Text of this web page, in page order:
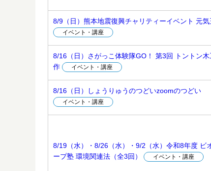
8/9（日）熊本地震復興チャリティーイベント 元気
イベント・講座
8/16（日）さがっこ体験隊GO！ 第3回 トントン木
作
イベント・講座
8/16（日）しょうりゅうのつどいzoomのつどい
イベント・講座
8/19（水）・8/26（水）・9/2（水）令和8年度 ビ
ープ塾 環境関連法（全3回）
イベント・講座